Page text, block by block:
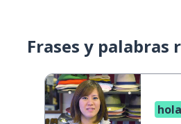
Frases y palabras
hola